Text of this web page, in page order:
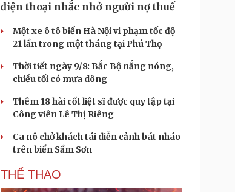
điện thoại nhắc nhở người nợ thuế
Một xe ô tô biển Hà Nội vi phạm tốc độ
21 lần trong một tháng tại Phú Thọ
Thời tiết ngày 9/8: Bắc Bộ nắng nóng,
chiều tối có mưa dông
Thêm 18 hài cốt liệt sĩ được quy tập tại
Công viên Lê Thị Riêng
Ca nô chở khách tái diễn cảnh bát nháo
trên biển Sầm Sơn
THỂ THAO